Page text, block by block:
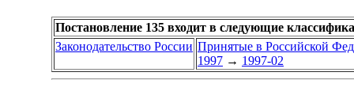
Постановление 135 входит в следующие
Законодательство России Принятые в Российской
1997 → 1997-02